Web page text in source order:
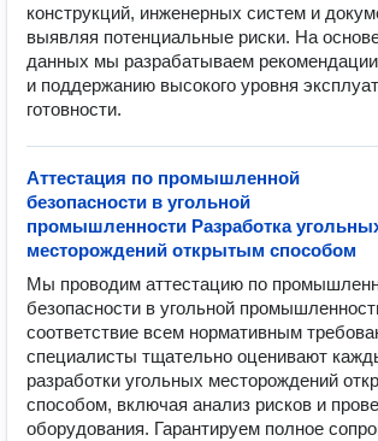
конструкций, инженерных систем и
выявляя потенциальные риски. На
данных мы разрабатываем
и поддержанию высокого уровня
готовности.
Аттестация по промышленной
безопасности в угольной
промышленности Разработка
месторождений открытым способом
Мы проводим аттестацию по
безопасности в угольной
соответствие всем нормативным
специалисты тщательно оценивают
разработки угольных месторождений
способом, включая анализ рисков и
оборудования. Гарантируем полное